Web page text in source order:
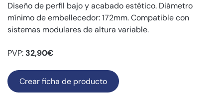
Diseño de perfil bajo y acabado estético. Diámetro
mínimo de embellecedor: 172mm. Compatible con
sistemas modulares de altura variable.
PVP: 32,90€
Crear ficha de producto